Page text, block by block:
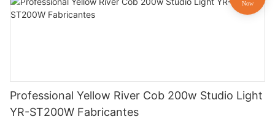
Professional Yellow River Cob 200w Studio Light
YR-ST200W Fabricantes